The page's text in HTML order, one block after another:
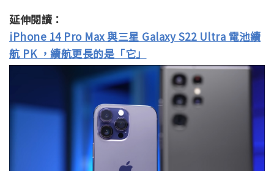
延伸閱讀：
iPhone 14 Pro Max 與三星 Galaxy S22 Ultra 電池續
航 PK ，續航更長的是「它」